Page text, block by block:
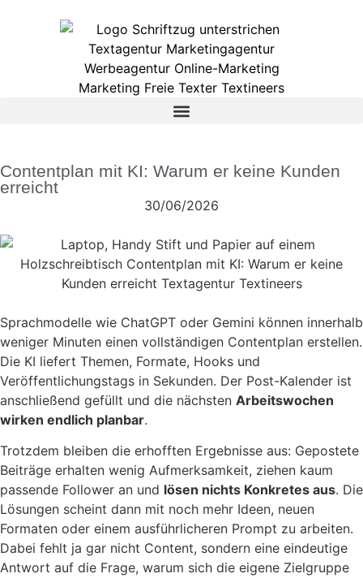
Contentplan mit KI: Warum er keine Kunden
erreicht
30/06/2026
Sprachmodelle wie ChatGPT oder Gemini können innerhalb
weniger Minuten einen vollständigen Contentplan erstellen.
Die KI liefert Themen, Formate, Hooks und
Veröffentlichungstags in Sekunden. Der Post-Kalender ist
anschließend gefüllt und die nächsten Arbeitswochen
wirken endlich planbar.
Trotzdem bleiben die erhofften Ergebnisse aus: Gepostete
Beiträge erhalten wenig Aufmerksamkeit, ziehen kaum
passende Follower an und lösen nichts Konkretes aus. Die
Lösungen scheint dann mit noch mehr Ideen, neuen
Formaten oder einem ausführlicheren Prompt zu arbeiten.
Dabei fehlt ja gar nicht Content, sondern eine eindeutige
Antwort auf die Frage, warum sich die eigene Zielgruppe